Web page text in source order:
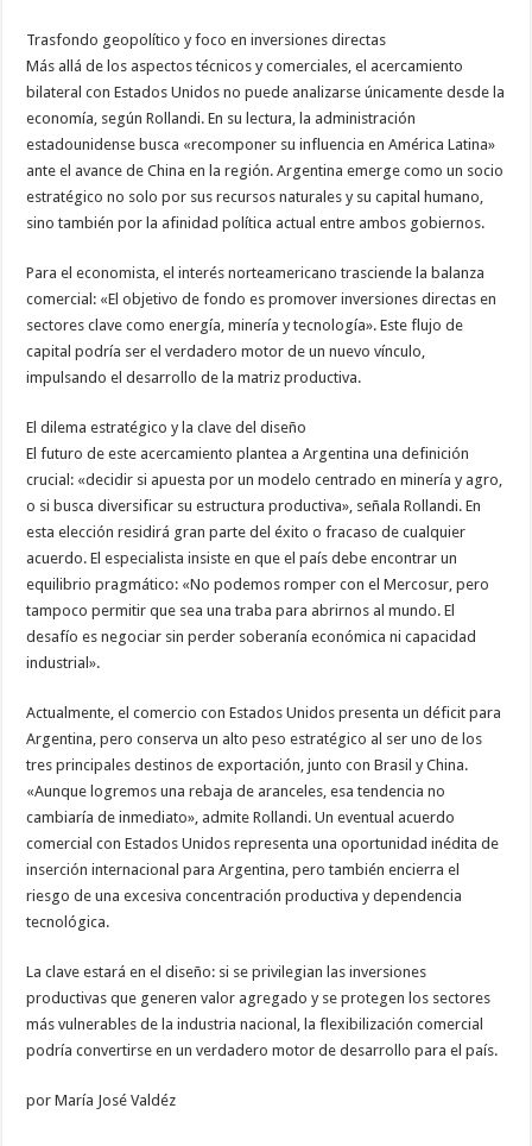
Trasfondo geopolítico y foco en inversiones directas
Más allá de los aspectos técnicos y comerciales, el acercamiento
bilateral con Estados Unidos no puede analizarse únicamente desde la
economía, según Rollandi. En su lectura, la administración
estadounidense busca «recomponer su influencia en América Latina»
ante el avance de China en la región. Argentina emerge como un socio
estratégico no solo por sus recursos naturales y su capital humano,
sino también por la afinidad política actual entre ambos gobiernos.
Para el economista, el interés norteamericano trasciende la balanza
comercial: «El objetivo de fondo es promover inversiones directas en
sectores clave como energía, minería y tecnología». Este flujo de
capital podría ser el verdadero motor de un nuevo vínculo,
impulsando el desarrollo de la matriz productiva.
El dilema estratégico y la clave del diseño
El futuro de este acercamiento plantea a Argentina una definición
crucial: «decidir si apuesta por un modelo centrado en minería y agro,
o si busca diversificar su estructura productiva», señala Rollandi. En
esta elección residirá gran parte del éxito o fracaso de cualquier
acuerdo. El especialista insiste en que el país debe encontrar un
equilibrio pragmático: «No podemos romper con el Mercosur, pero
tampoco permitir que sea una traba para abrirnos al mundo. El
desafío es negociar sin perder soberanía económica ni capacidad
industrial».
Actualmente, el comercio con Estados Unidos presenta un déficit para
Argentina, pero conserva un alto peso estratégico al ser uno de los
tres principales destinos de exportación, junto con Brasil y China.
«Aunque logremos una rebaja de aranceles, esa tendencia no
cambiaría de inmediato», admite Rollandi. Un eventual acuerdo
comercial con Estados Unidos representa una oportunidad inédita de
inserción internacional para Argentina, pero también encierra el
riesgo de una excesiva concentración productiva y dependencia
tecnológica.
La clave estará en el diseño: si se privilegian las inversiones
productivas que generen valor agregado y se protegen los sectores
más vulnerables de la industria nacional, la flexibilización comercial
podría convertirse en un verdadero motor de desarrollo para el país.
por María José Valdéz